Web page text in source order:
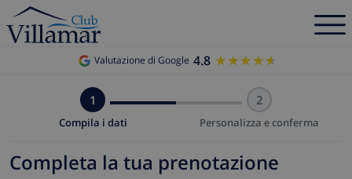
Valutazione di Google 4.8 ★★★★★
★★★★★
1
Compila i dati
2
Personalizza e conferma
Completa la tua prenotazione